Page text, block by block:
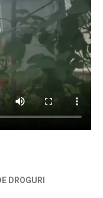
DROGURI